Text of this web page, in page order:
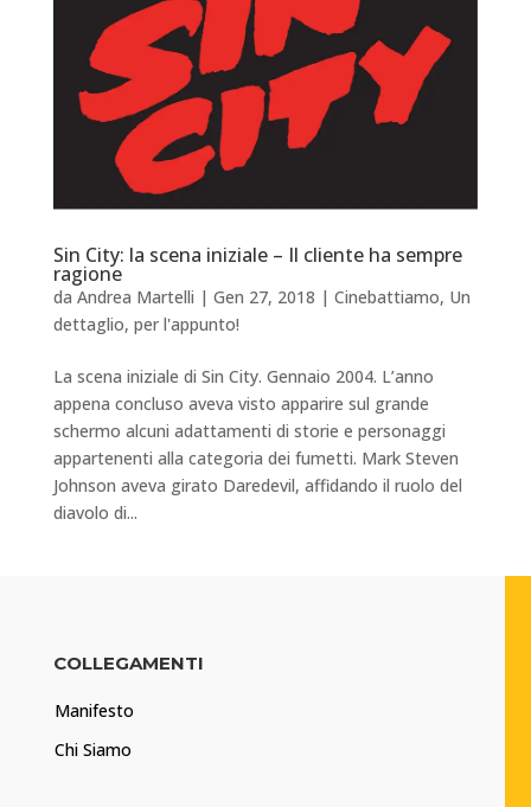
Sin City: la scena iniziale – Il cliente ha sempre
ragione
da Andrea Martelli | Gen 27, 2018 | Cinebattiamo, Un
dettaglio, per l'appunto!
La scena iniziale di Sin City. Gennaio 2004. L’anno
appena concluso aveva visto apparire sul grande
schermo alcuni adattamenti di storie e personaggi
appartenenti alla categoria dei fumetti. Mark Steven
Johnson aveva girato Daredevil, affidando il ruolo del
diavolo di...
COLLEGAMENTI
Manifesto
Chi Siamo